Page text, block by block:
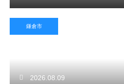
鎌倉市
2026.08.09